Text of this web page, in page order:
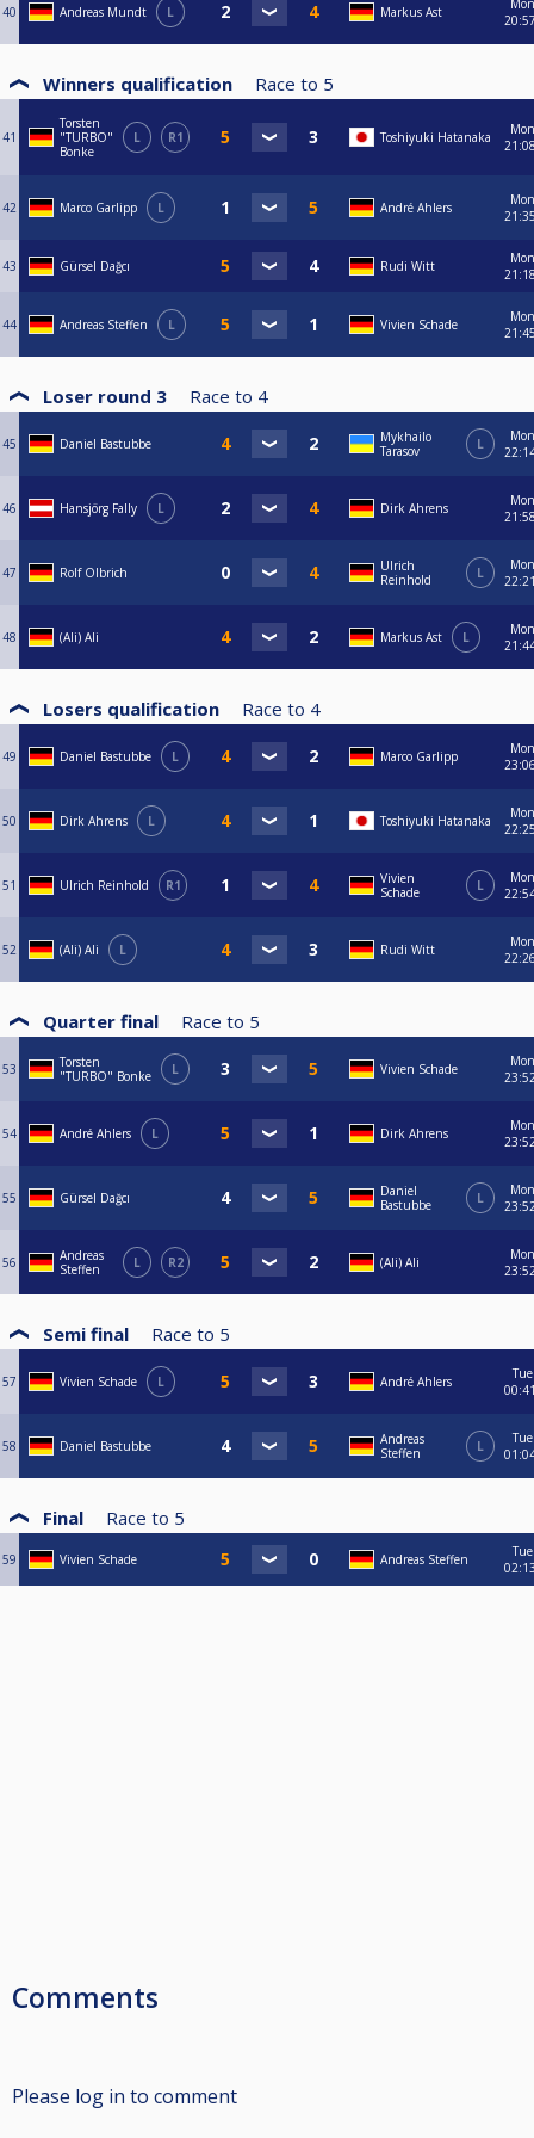
----------------------------------------------------------------------------------------------------------
Mit sportlichen Grüßen
Geronimo Hornung, Simon Tunger, Marco Garlipp, Mike Hartmann und
Markus Ast
----------------------------------------------------------------------------------------------------------
-------------------------------
* Kalkuliert mit 6 Durchgängen, Side Event findet während der ganzen
** Geplante Ausschüttung beim Finalturnier bei gleichbleibender
Teilnehmerzahl der laufenden Turnierserie 2025/2026.
*** Freilose abhängig von der Teilnehmeranzahl beim Finalturnier. Bei
genau 48 Teilnehmern erhalten die TOP 16 Freilose. Bei weniger als 48
Teilnehmern, gibt es mehr Freilose. Bei mehr als 48 Teilnehmern, gibt es
weniger Freilose.
**** Jeder Teilnehmer erhält mindestens einen Gewinn von 20€, aufgrund
dessen ist diese Preisgeldverteilung erstmal nur grob kalkuliert und
abhängig von der Höhe des Monday Masters Jackpots am Ende der
teilnehmenden Spielern beim 6. BCQ Monday Masters Finalturnier,
wodurch die Preisgeldverteilung der Plätze 1 - 32 erst nach dem
40 Andreas Mundt L Markus Ast
Mon
Winners qualification Race to 5
41
Torsten
"TURBO"
Bonke
L R1 Toshiyuki Hatanaka
Mon
42 Marco Garlipp L André Ahlers
Mon
43 Gürsel Dağcı Rudi Witt
Mon
44 Andreas Steffen L Vivien Schade
Mon
Loser round 3 Race to 4
45 Daniel Bastubbe
Mykhailo
Tarasov
L
Mon
46 Hansjörg Fally L Dirk Ahrens
Mon
47 Rolf Olbrich
Ulrich
Reinhold
L
Mon
48 (Ali) Ali Markus Ast L
Mon
Losers qualification Race to 4
49 Daniel Bastubbe L Marco Garlipp
Mon
50 Dirk Ahrens L Toshiyuki Hatanaka
Mon
51 Ulrich Reinhold R1
Vivien
Schade
L
Mon
52 (Ali) Ali L Rudi Witt
Mon
Quarter final Race to 5
53
Torsten
"TURBO" Bonke
L Vivien Schade
Mon
54 André Ahlers L Dirk Ahrens
Mon
55 Gürsel Dağcı
Daniel
Bastubbe
L
Mon
56
Andreas
Steffen
L R2 (Ali) Ali
Mon
Semi final Race to 5
57 Vivien Schade L André Ahlers
Tue
58 Daniel Bastubbe
Andreas
Steffen
L
Tue
Final Race to 5
59 Vivien Schade Andreas Steffen
Tue
Comments
Please log in to comment